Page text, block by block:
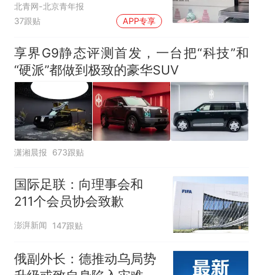
应
北青网-北京青年报
37跟贴
APP专享
享界G9静态评测首发，一台把“科技”和
“硬派”都做到极致的豪华SUV
潇湘晨报 673跟贴
国际足联：向理事会和
211个会员协会致歉
澎湃新闻 147跟贴
俄副外长：德推动乌局势